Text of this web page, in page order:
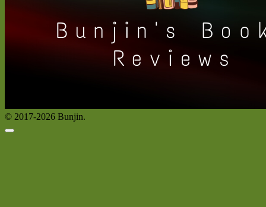
© 2017-2026 Bunjin.